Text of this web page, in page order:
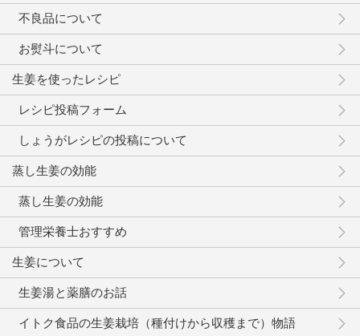
不良品について
お熨斗について
生姜を使ったレシピ
レシピ投稿フォーム
しょうがレシピの投稿について
蒸し生姜の効能
蒸し生姜の効能
管理栄養士おすすめ
生姜について
生姜湯と薬膳のお話
イトク食品の生姜栽培（種付けから収穫まで）物語